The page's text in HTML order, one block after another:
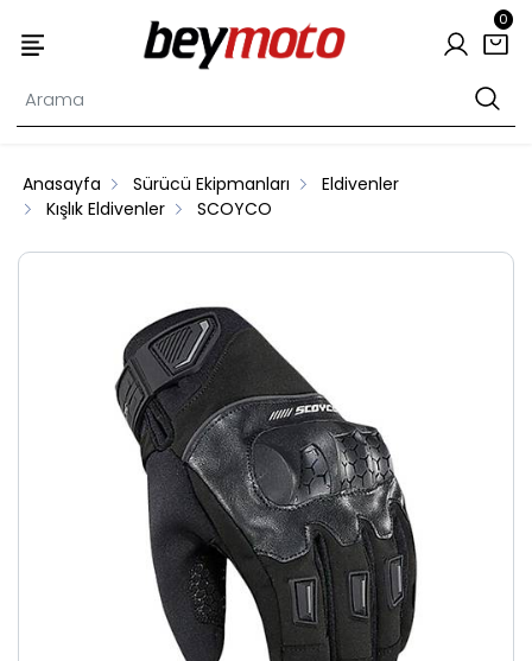
0
Anasayfa Sürücü Ekipmanları
Eldivenler
Kışlık Eldivenler
SCOYCO